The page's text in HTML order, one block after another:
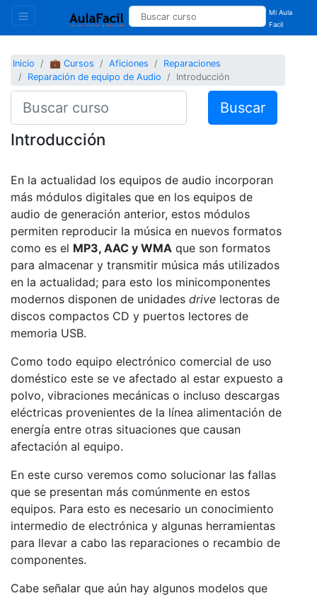
Mi Aula
Facil
Inicio 💼 Cursos Aficiones
Reparaciones
Reparación de equipo de Audio
Introducción
Buscar
Introducción
En la actualidad los equipos de audio incorporan
más módulos digitales que en los equipos de
audio de generación anterior, estos módulos
permiten reproducir la música en nuevos formatos
como es el MP3, AAC y WMA que son formatos
para almacenar y transmitir música más utilizados
en la actualidad; para esto los minicomponentes
modernos disponen de unidades drive lectoras de
discos compactos CD y puertos lectores de
memoria USB.
Como todo equipo electrónico comercial de uso
doméstico este se ve afectado al estar expuesto a
polvo, vibraciones mecánicas o incluso descargas
eléctricas provenientes de la línea alimentación de
energía entre otras situaciones que causan
afectación al equipo.
En este curso veremos como solucionar las fallas
que se presentan más comúnmente en estos
equipos. Para esto es necesario un conocimiento
intermedio de electrónica y algunas herramientas
para llevar a cabo las reparaciones o recambio de
componentes.
Cabe señalar que aún hay algunos modelos que